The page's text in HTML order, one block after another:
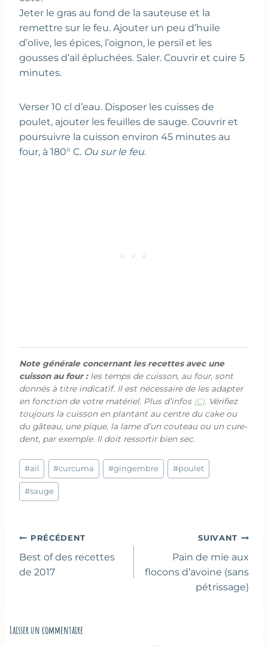
Jeter le gras au fond de la sauteuse et la
remettre sur le feu. Ajouter un peu d’huile
d’olive, les épices, l’oignon, le persil et les
gousses d’ail épluchées. Saler. Couvrir et cuire 5
minutes.
Verser 10 cl d’eau. Disposer les cuisses de
poulet, ajouter les feuilles de sauge. Couvrir et
poursuivre la cuisson environ 45 minutes au
four, à 180° C. Ou sur le feu.
Note générale concernant les recettes avec une
cuisson au four :les temps de cuisson, au four, sont
donnés à titre indicatif. Il est nécessaire de les adapter
en fonction de votre matériel. Plus d’infos ICI. Vérifiez
toujours la cuisson en plantant au centre du cake ou
du gâteau, une pique, la lame d’un couteau ou un cure-
dent, par exemple. Il doit ressortir bien sec.
Étiquettes
de
la
#ail #curcuma #gingembre #poulet
#sauge
Navigation
de
l’article
PRÉCÉDENT
Best of des recettes
de 2017
SUIVANT
Pain de mie aux
flocons d’avoine (sans
pétrissage)
Laisser un commentaire